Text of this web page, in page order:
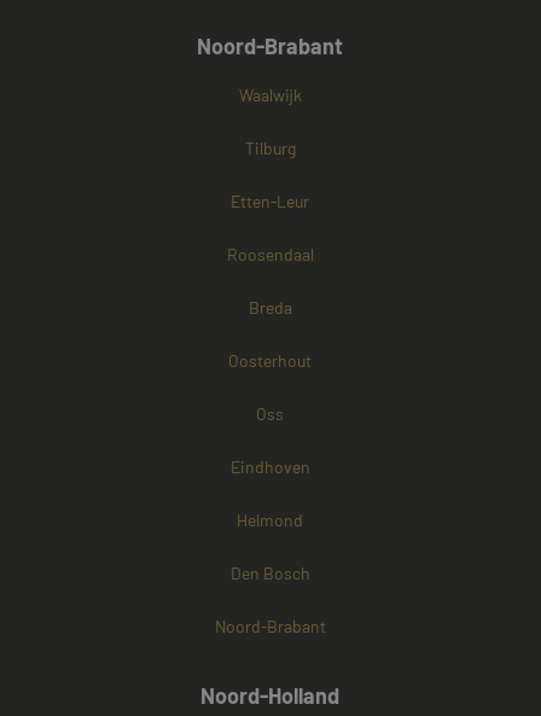
Noord-Brabant
Waalwijk
Tilburg
Etten-Leur
Roosendaal
Breda
Oosterhout
Oss
Eindhoven
Helmond
Den Bosch
Noord-Brabant
Noord-Holland